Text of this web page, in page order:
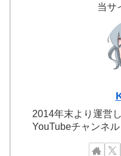
当サ
2014年末より運営
YouTubeチャンネ